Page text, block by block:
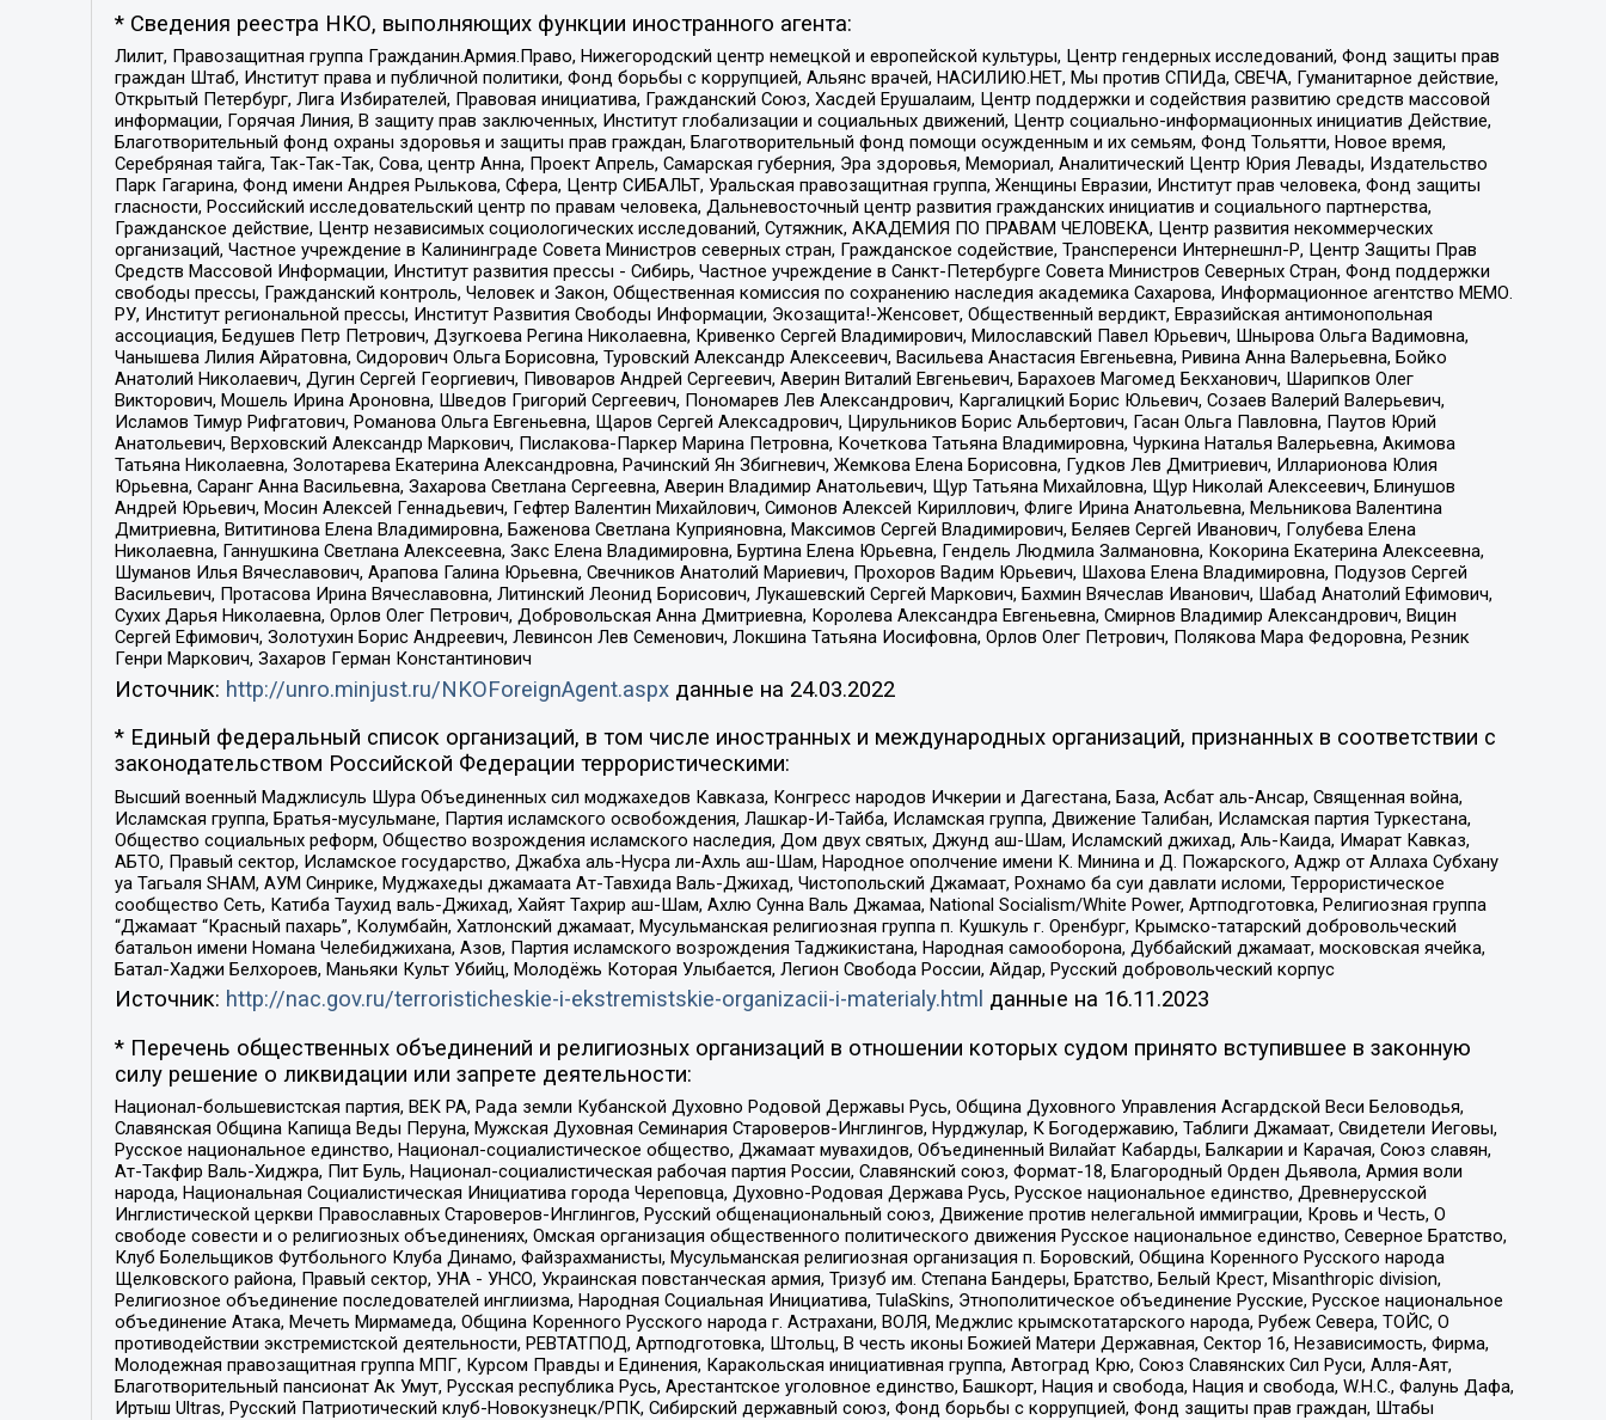
* Сведения реестра НКО, выполняющих функции иностранного агента:
Лилит, Правозащитная группа Гражданин.Армия.Право, Нижегородский центр немецкой и европейской культуры, Центр гендерных исследований, Фонд защиты прав
граждан Штаб, Институт права и публичной политики, Фонд борьбы с коррупцией, Альянс врачей, НАСИЛИЮ.НЕТ, Мы против СПИДа, СВЕЧА, Гуманитарное действие,
Открытый Петербург, Лига Избирателей, Правовая инициатива, Гражданский Союз, Хасдей Ерушалаим, Центр поддержки и содействия развитию средств массовой
информации, Горячая Линия, В защиту прав заключенных, Институт глобализации и социальных движений, Центр социально-информационных инициатив Действие,
Благотворительный фонд охраны здоровья и защиты прав граждан, Благотворительный фонд помощи осужденным и их семьям, Фонд Тольятти, Новое время,
Серебряная тайга, Так-Так-Так, Сова, центр Анна, Проект Апрель, Самарская губерния, Эра здоровья, Мемориал, Аналитический Центр Юрия Левады, Издательство
Парк Гагарина, Фонд имени Андрея Рылькова, Сфера, Центр СИБАЛЬТ, Уральская правозащитная группа, Женщины Евразии, Институт прав человека, Фонд защиты
гласности, Российский исследовательский центр по правам человека, Дальневосточный центр развития гражданских инициатив и социального партнерства,
Гражданское действие, Центр независимых социологических исследований, Сутяжник, АКАДЕМИЯ ПО ПРАВАМ ЧЕЛОВЕКА, Центр развития некоммерческих
организаций, Частное учреждение в Калининграде Совета Министров северных стран, Гражданское содействие, Трансперенси Интернешнл-Р, Центр Защиты Прав
Средств Массовой Информации, Институт развития прессы - Сибирь, Частное учреждение в Санкт-Петербурге Совета Министров Северных Стран, Фонд поддержки
свободы прессы, Гражданский контроль, Человек и Закон, Общественная комиссия по сохранению наследия академика Сахарова, Информационное агентство МЕМО.
РУ, Институт региональной прессы, Институт Развития Свободы Информации, Экозащита!-Женсовет, Общественный вердикт, Евразийская антимонопольная
ассоциация, Бедушев Петр Петрович, Дзугкоева Регина Николаевна, Кривенко Сергей Владимирович, Милославский Павел Юрьевич, Шнырова Ольга Вадимовна,
Чанышева Лилия Айратовна, Сидорович Ольга Борисовна, Туровский Александр Алексеевич, Васильева Анастасия Евгеньевна, Ривина Анна Валерьевна, Бойко
Анатолий Николаевич, Дугин Сергей Георгиевич, Пивоваров Андрей Сергеевич, Аверин Виталий Евгеньевич, Барахоев Магомед Бекханович, Шарипков Олег
Викторович, Мошель Ирина Ароновна, Шведов Григорий Сергеевич, Пономарев Лев Александрович, Каргалицкий Борис Юльевич, Созаев Валерий Валерьевич,
Исламов Тимур Рифгатович, Романова Ольга Евгеньевна, Щаров Сергей Алексадрович, Цирульников Борис Альбертович, Гасан Ольга Павловна, Паутов Юрий
Анатольевич, Верховский Александр Маркович, Пислакова-Паркер Марина Петровна, Кочеткова Татьяна Владимировна, Чуркина Наталья Валерьевна, Акимова
Татьяна Николаевна, Золотарева Екатерина Александровна, Рачинский Ян Збигневич, Жемкова Елена Борисовна, Гудков Лев Дмитриевич, Илларионова Юлия
Юрьевна, Саранг Анна Васильевна, Захарова Светлана Сергеевна, Аверин Владимир Анатольевич, Щур Татьяна Михайловна, Щур Николай Алексеевич, Блинушов
Андрей Юрьевич, Мосин Алексей Геннадьевич, Гефтер Валентин Михайлович, Симонов Алексей Кириллович, Флиге Ирина Анатольевна, Мельникова Валентина
Дмитриевна, Вититинова Елена Владимировна, Баженова Светлана Куприяновна, Максимов Сергей Владимирович, Беляев Сергей Иванович, Голубева Елена
Николаевна, Ганнушкина Светлана Алексеевна, Закс Елена Владимировна, Буртина Елена Юрьевна, Гендель Людмила Залмановна, Кокорина Екатерина Алексеевна,
Шуманов Илья Вячеславович, Арапова Галина Юрьевна, Свечников Анатолий Мариевич, Прохоров Вадим Юрьевич, Шахова Елена Владимировна, Подузов Сергей
Васильевич, Протасова Ирина Вячеславовна, Литинский Леонид Борисович, Лукашевский Сергей Маркович, Бахмин Вячеслав Иванович, Шабад Анатолий Ефимович,
Сухих Дарья Николаевна, Орлов Олег Петрович, Добровольская Анна Дмитриевна, Королева Александра Евгеньевна, Смирнов Владимир Александрович, Вицин
Сергей Ефимович, Золотухин Борис Андреевич, Левинсон Лев Семенович, Локшина Татьяна Иосифовна, Орлов Олег Петрович, Полякова Мара Федоровна, Резник
Генри Маркович, Захаров Герман Константинович
Источник: http://unro.minjust.ru/NKOForeignAgent.aspxданные на 24.03.2022
* Единый федеральный список организаций, в том числе иностранных и международных организаций, признанных в соответствии с
законодательством Российской Федерации террористическими:
Высший военный Маджлисуль Шура Объединенных сил моджахедов Кавказа, Конгресс народов Ичкерии и Дагестана, База, Асбат аль-Ансар, Священная война,
Исламская группа, Братья-мусульмане, Партия исламского освобождения, Лашкар-И-Тайба, Исламская группа, Движение Талибан, Исламская партия Туркестана,
Общество социальных реформ, Общество возрождения исламского наследия, Дом двух святых, Джунд аш-Шам, Исламский джихад, Аль-Каида, Имарат Кавказ,
АБТО, Правый сектор, Исламское государство, Джабха аль-Нусра ли-Ахль аш-Шам, Народное ополчение имени К. Минина и Д. Пожарского, Аджр от Аллаха Субхану
уа Тагьаля SHAM, АУМ Синрике, Муджахеды джамаата Ат-Тавхида Валь-Джихад, Чистопольский Джамаат, Рохнамо ба суи давлати исломи, Террористическое
сообщество Сеть, Катиба Таухид валь-Джихад, Хайят Тахрир аш-Шам, Ахлю Сунна Валь Джамаа, National Socialism/White Power, Артподготовка, Религиозная группа
“Джамаат “Красный пахарь”, Колумбайн, Хатлонский джамаат, Мусульманская религиозная группа п. Кушкуль г. Оренбург, Крымско-татарский добровольческий
батальон имени Номана Челебиджихана, Азов, Партия исламского возрождения Таджикистана, Народная самооборона, Дуббайский джамаат, московская ячейка,
Батал-Хаджи Белхороев, Маньяки Культ Убийц, Молодёжь Которая Улыбается, Легион Свобода России, Айдар, Русский добровольческий корпус
Источник: http://nac.gov.ru/terroristicheskie-i-ekstremistskie-organizacii-i-materialy.html данные на 16.11.2023
* Перечень общественных объединений и религиозных организаций в отношении которых судом принято вступившее в законную
силу решение о ликвидации или запрете деятельности:
Национал-большевистская партия, ВЕК РА, Рада земли Кубанской Духовно Родовой Державы Русь, Община Духовного Управления Асгардской Веси Беловодья,
Славянская Община Капища Веды Перуна, Мужская Духовная Семинария Староверов-Инглингов, Нурджулар, К Богодержавию, Таблиги Джамаат, Свидетели Иеговы,
Русское национальное единство, Национал-социалистическое общество, Джамаат мувахидов, Объединенный Вилайат Кабарды, Балкарии и Карачая, Союз славян,
Ат-Такфир Валь-Хиджра, Пит Буль, Национал-социалистическая рабочая партия России, Славянский союз, Формат-18, Благородный Орден Дьявола, Армия воли
народа, Национальная Социалистическая Инициатива города Череповца, Духовно-Родовая Держава Русь, Русское национальное единство, Древнерусской
Инглистической церкви Православных Староверов-Инглингов, Русский общенациональный союз, Движение против нелегальной иммиграции, Кровь и Честь, О
свободе совести и о религиозных объединениях, Омская организация общественного политического движения Русское национальное единство, Северное Братство,
Клуб Болельщиков Футбольного Клуба Динамо, Файзрахманисты, Мусульманская религиозная организация п. Боровский, Община Коренного Русского народа
Щелковского района, Правый сектор, УНА - УНСО, Украинская повстанческая армия, Тризуб им. Степана Бандеры, Братство, Белый Крест, Misanthropic division,
Религиозное объединение последователей инглиизма, Народная Социальная Инициатива, TulaSkins, Этнополитическое объединение Русские, Русское национальное
объединение Атака, Мечеть Мирмамеда, Община Коренного Русского народа г. Астрахани, ВОЛЯ, Меджлис крымскотатарского народа, Рубеж Севера, ТОЙС, О
противодействии экстремистской деятельности, РЕВТАТПОД, Артподготовка, Штольц, В честь иконы Божией Матери Державная, Сектор 16, Независимость, Фирма,
Молодежная правозащитная группа МПГ, Курсом Правды и Единения, Каракольская инициативная группа, Автоград Крю, Союз Славянских Сил Руси, Алля-Аят,
Благотворительный пансионат Ак Умут, Русская республика Русь, Арестантское уголовное единство, Башкорт, Нация и свобода, Нация и свобода, W.H.С., Фалунь Дафа,
Иртыш Ultras, Русский Патриотический клуб-Новокузнецк/РПК, Сибирский державный союз, Фонд борьбы с коррупцией, Фонд защиты прав граждан, Штабы